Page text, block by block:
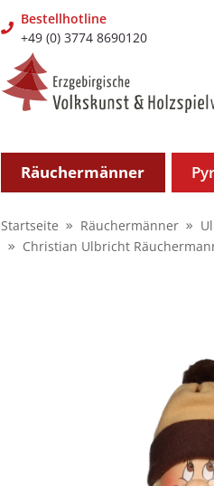
Bestellhotline
+49 (0) 3774 8690120
Räuchermänner
Startseite Räuchermänner
Christian Ulbricht